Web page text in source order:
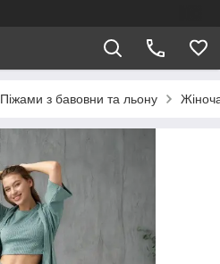
Піжами з бавовни та льону